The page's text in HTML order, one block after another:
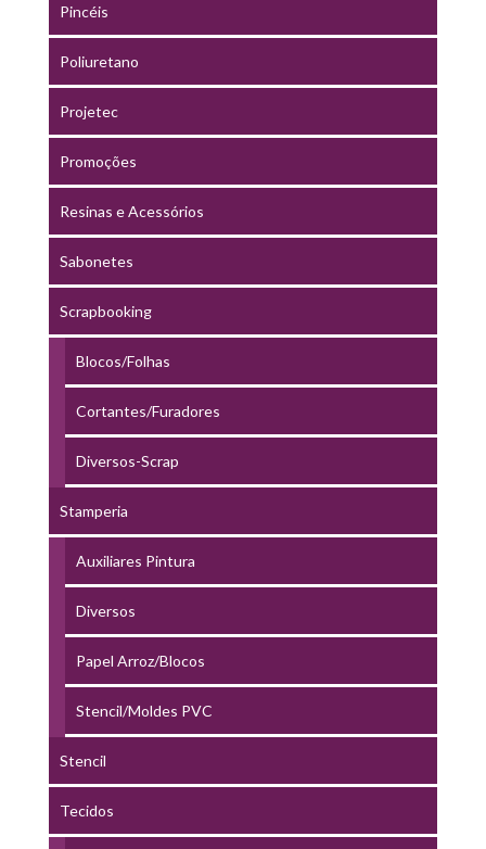
Pincéis
Poliuretano
Projetec
Promoções
Resinas e Acessórios
Sabonetes
Scrapbooking
Blocos/Folhas
Cortantes/Furadores
Diversos-Scrap
Stamperia
Auxiliares Pintura
Diversos
Papel Arroz/Blocos
Stencil/Moldes PVC
Stencil
Tecidos